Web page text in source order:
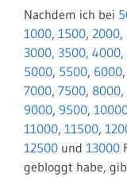
Nachdem ich bei
1000, 1500, 2000,
3000, 3500, 4000,
5000, 5500, 6000,
7000, 7500, 8000,
9000, 9500,
11000, 11500,
12500 und 13000
gebloggt habe,